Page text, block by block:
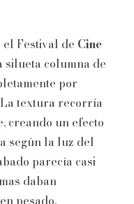
Festival de Cine
silueta columna de
por
textura recorría
creando un efecto
según la luz del
parecía casi
daban
pesado.